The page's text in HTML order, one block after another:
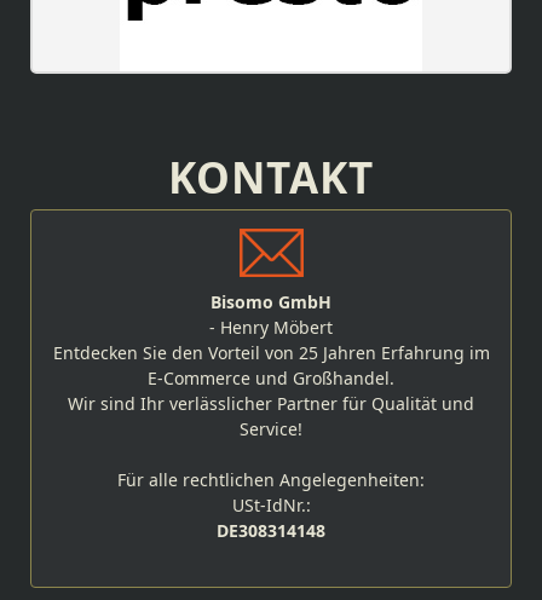
KONTAKT
Bisomo GmbH
- Henry Möbert
Entdecken Sie den Vorteil von 25 Jahren Erfahrung im
E-Commerce und Großhandel.
Wir sind Ihr verlässlicher Partner für Qualität und
Service!
Für alle rechtlichen Angelegenheiten:
USt-IdNr.:
DE308314148